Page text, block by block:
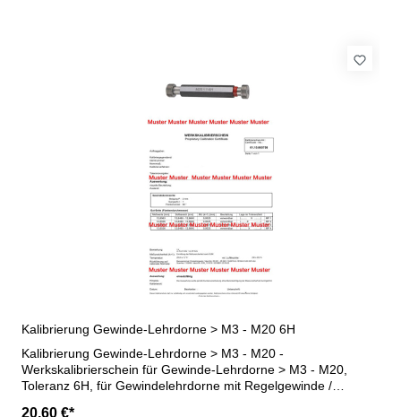
Kalibrierung Gewinde-Lehrdorne > M3 - M20 6H
Kalibrierung Gewinde-Lehrdorne > M3 - M20 -
Werkskalibrierschein für Gewinde-Lehrdorne > M3 - M20,
Toleranz 6H, für Gewindelehrdorne mit Regelgewinde /
20,60 €*